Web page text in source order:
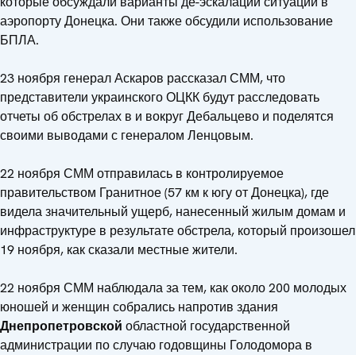
аэропорту Донецка. Они также обсудили использование
БПЛА.
23 ноября генерал Аскаров рассказал СММ, что
представители украинского ОЦКК будут расследовать
отчеты об обстрелах в и вокруг Дебальцево и поделятся
своими выводами с генералом Ленцовым.
22 ноября СММ отправилась в контролируемое
правительством Гранитное (57 км к югу от Донецка), где
видела значительный ущерб, нанесенный жилым домам и
инфраструктуре в результате обстрела, который произошел
19 ноября, как сказали местные жители.
22 ноября СММ наблюдала за тем, как около 200 молодых
юношей и женщин собрались напротив здания
Днепропетровской областной государственной
администрации по случаю годовщины Голодомора в